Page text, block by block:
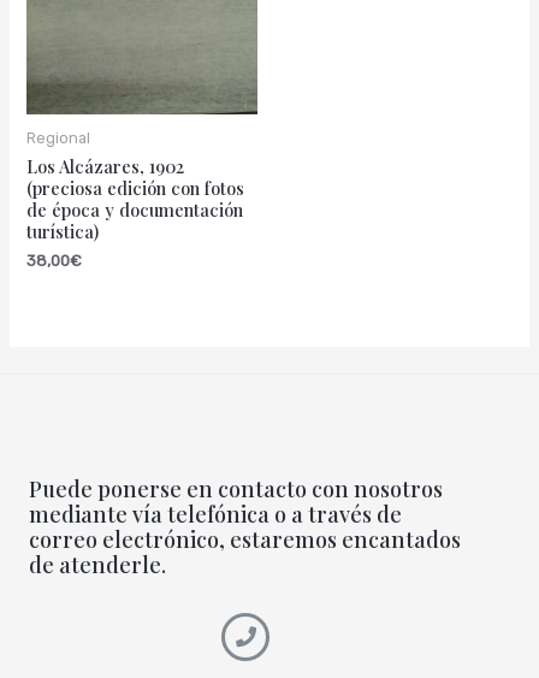
Regional
Los Alcázares, 1902
(preciosa edición con fotos
de época y documentación
turística)
38,00€
Puede ponerse en contacto con nosotros
mediante vía telefónica o a través de
correo electrónico, estaremos encantados
de atenderle.